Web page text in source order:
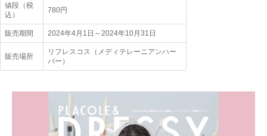
値段（税
込）
780円
販売期間 2024年4月1日～2024年10月31日
販売場所
リフレスコス（メディテレーニアンハー
バー）